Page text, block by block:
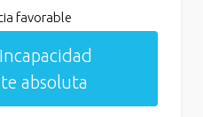
favorable
absoluta